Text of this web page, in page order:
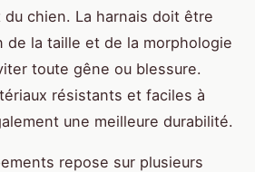
du chien. La harnais doit être
la taille et de la morphologie
toute gêne ou blessure.
résistants et faciles à
une meilleure durabilité.
repose sur plusieurs